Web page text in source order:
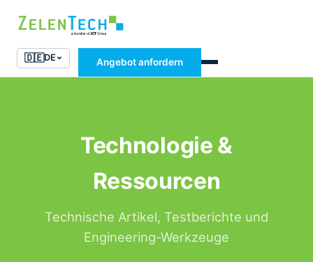
🇩🇪DE Angebot anfordern
Technologie &
Ressourcen
Technische Artikel, Testberichte und
Engineering-Werkzeuge